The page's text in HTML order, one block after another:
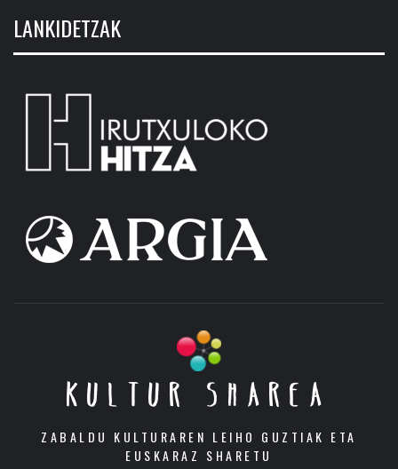
LANKIDETZAK
KULTUR SHAREA
ZABALDU KULTURAREN LEIHO GUZTIAK ETA
EUSKARAZ SHARETU